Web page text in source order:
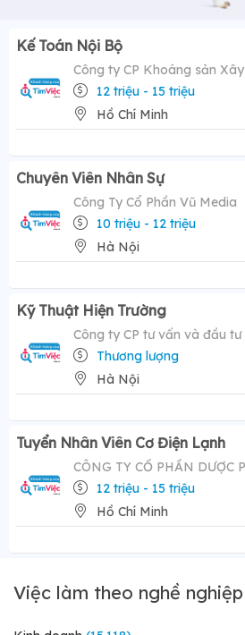
Kế Toán Nội Bộ
Công ty CP Khoáng sản
12 triệu - 15 triệu
Hồ Chí Minh
Chuyên Viên Nhân Sự
Công Ty Cổ Phần Vũ Media
10 triệu - 12 triệu
Hà Nội
Kỹ Thuật Hiện Trường
Thương lượng
Hà Nội
Tuyển Nhân Viên Cơ Điện Lạnh
CÔNG TY CỔ PHẦN DƯỢC
12 triệu - 15 triệu
Hồ Chí Minh
Việc làm theo nghề nghiệp